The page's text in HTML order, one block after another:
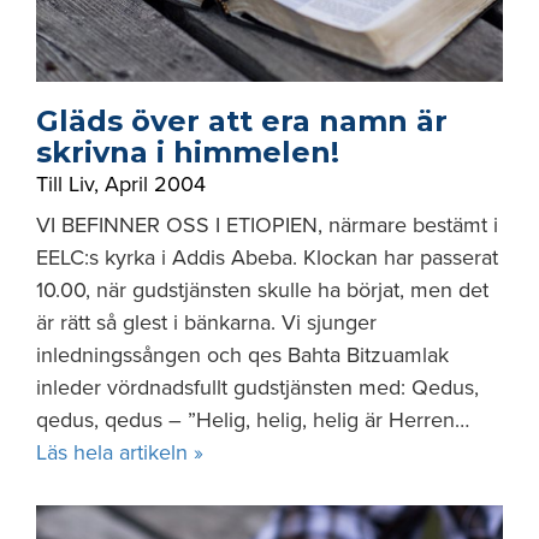
Gläds över att era namn är
skrivna i himmelen!
Till Liv, April 2004
VI BEFINNER OSS I ETIOPIEN, närmare bestämt i
EELC:s kyrka i Addis Abeba. Klockan har passerat
10.00, när gudstjänsten skulle ha börjat, men det
är rätt så glest i bänkarna. Vi sjunger
inledningssången och qes Bahta Bitzuamlak
inleder vördnadsfullt gudstjänsten med: Qedus,
qedus, qedus – ”Helig, helig, helig är Herren…
Läs hela artikeln »